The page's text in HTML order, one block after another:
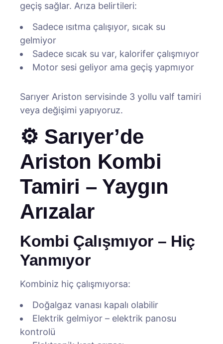
geçiş sağlar. Arıza belirtileri:
Sadece ısıtma çalışıyor, sıcak su
gelmiyor
Sadece sıcak su var, kalorifer çalışmıyor
Motor sesi geliyor ama geçiş yapmıyor
Sarıyer Ariston servisinde 3 yollu valf tamiri
veya değişimi yapıyoruz.
⚙️ Sarıyer’de
Ariston Kombi
Tamiri – Yaygın
Arızalar
Kombi Çalışmıyor – Hiç
Yanmıyor
Kombiniz hiç çalışmıyorsa:
Doğalgaz vanası kapalı olabilir
Elektrik gelmiyor – elektrik panosu
kontrolü